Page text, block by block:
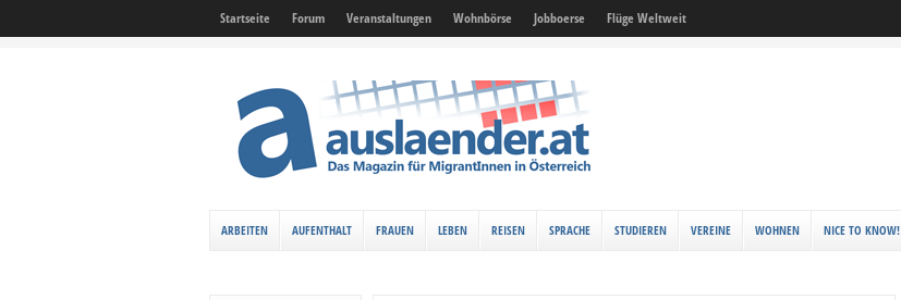
Startseite Forum Veranstaltungen Wohnbörse Jobboerse Flüge Weltweit
ARBEITEN AUFENTHALT FRAUEN LEBEN REISEN SPRACHE STUDIEREN VEREINE WOHNEN NICE TO KNOW!